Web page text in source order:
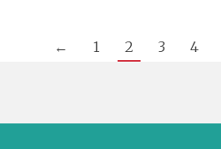
← 1 2 3 4